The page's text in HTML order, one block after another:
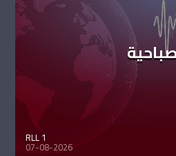
RLL 1
07-08-2026